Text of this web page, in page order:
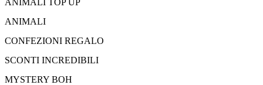
ANIMALI
CONFEZIONI REGALO
SCONTI INCREDIBILI
MYSTERY BOH